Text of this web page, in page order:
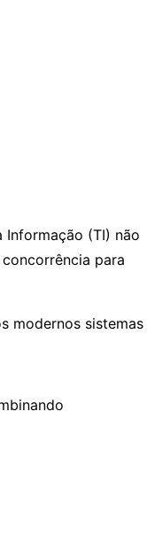
Informação (TI) não
para
modernos sistemas